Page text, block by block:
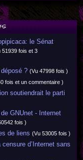
le Sénat
51939 fois et 3
? (Vu 47998 fois )
fois et un commentaire )
soutiendrait le parti
GNUnet - Internet
fois )
de liens (Vu 53005 fois )
d’Internet sans